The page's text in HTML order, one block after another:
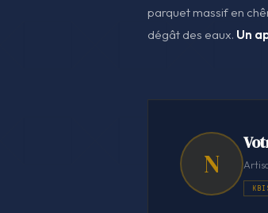
parquet massif en
dégât des eaux. Un
N